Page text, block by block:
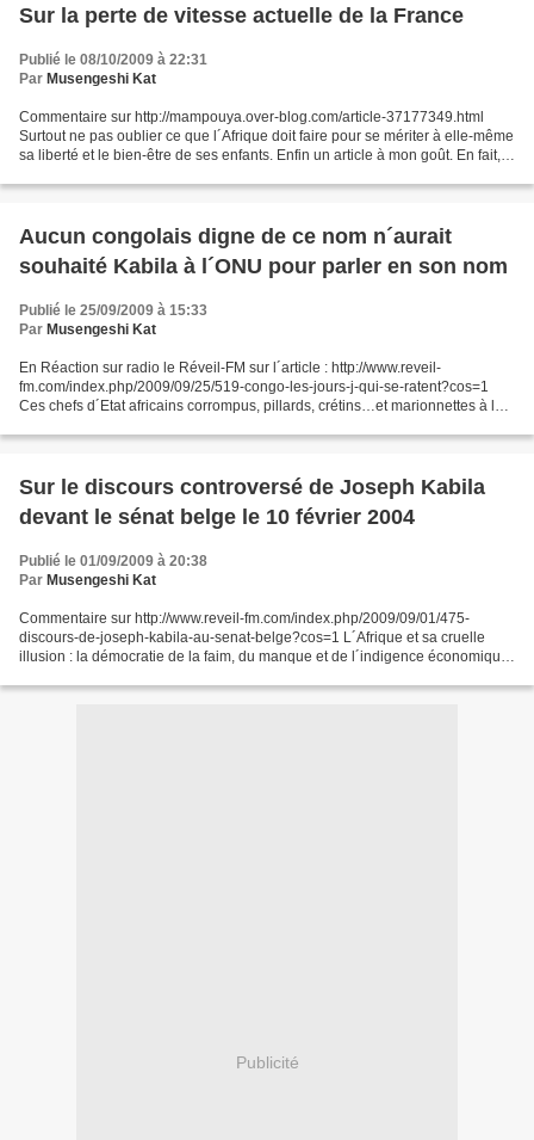
Sur la perte de vitesse actuelle de la France
Publié le 08/10/2009 à 22:31
Par Musengeshi Kat
Commentaire sur http://mampouya.over-blog.com/article-37177349.html
Surtout ne pas oublier ce que l´Afrique doit faire pour se mériter à elle-même
sa liberté et le bien-être de ses enfants. Enfin un article à mon goût. En fait, c
Aucun congolais digne de ce nom n´aurait
souhaité Kabila à l´ONU pour parler en son nom
Publié le 25/09/2009 à 15:33
Par Musengeshi Kat
En Réaction sur radio le Réveil-FM sur l´article : http://www.reveil-
fm.com/index.php/2009/09/25/519-congo-les-jours-j-qui-se-ratent?cos=1
Ces chefs d´Etat africains corrompus, pillards, crétins…et marionnettes à l
Sur le discours controversé de Joseph Kabila
devant le sénat belge le 10 février 2004
Publié le 01/09/2009 à 20:38
Par Musengeshi Kat
Commentaire sur http://www.reveil-fm.com/index.php/2009/09/01/475-
discours-de-joseph-kabila-au-senat-belge?cos=1 L´Afrique et sa cruelle
illusion : la démocratie de la faim, du manque et de l´indigence économique.
Publicité